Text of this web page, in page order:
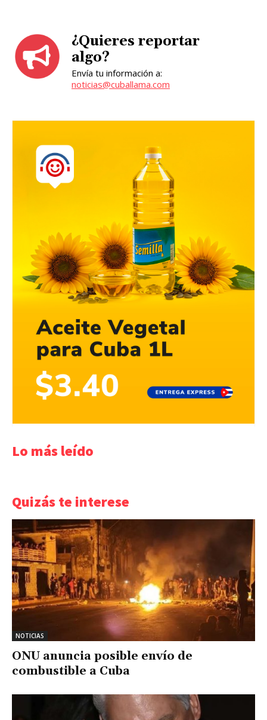
¿Quieres reportar
algo?
Envía tu información a:
noticias@cuballama.com
Lo más leído
Quizás te interese
NOTICIAS
ONU anuncia posible envío de
combustible a Cuba